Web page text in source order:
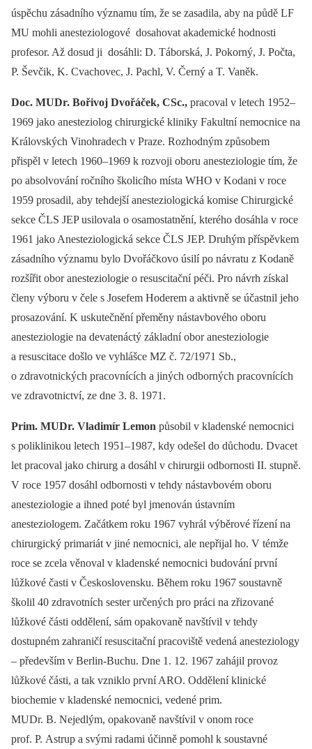
úspěchu zásadního významu tím, že se zasadila, aby na půdě LF
MU mohli anesteziologové dosahovat akademické hodnosti
profesor. Až dosud ji dosáhli: D. Táborská, J. Pokorný, J. Počta,
P. Ševčik, K. Cvachovec, J. Pachl, V. Černý a T. Vaněk.
Doc. MUDr. Bořivoj Dvořáček, CSc., pracoval v letech 1952–
1969 jako anesteziolog chirurgické kliniky Fakultní nemocnice na
Královských Vinohradech v Praze. Rozhodným způsobem
přispěl v letech 1960–1969 k rozvoji oboru anesteziologie tím, že
po absolvování ročního školicího místa WHO v Kodani v roce
1959 prosadil, aby tehdejší anesteziologická komise Chirurgické
sekce ČLS JEP usilovala o osamostatnění, kterého dosáhla v roce
1961 jako Anesteziologická sekce ČLS JEP. Druhým příspěvkem
zásadního významu bylo Dvořáčkovo úsilí po návratu z Kodaně
rozšířit obor anesteziologie o resuscitační péči. Pro návrh získal
členy výboru v čele s Josefem Hoderem a aktivně se účastnil jeho
prosazování. K uskutečnění přeměny nástavbového oboru
anesteziologie na devatenáctý základní obor anesteziologie
a resuscitace došlo ve vyhlášce MZ č. 72/1971 Sb.,
o zdravotnických pracovnících a jiných odborných pracovnících
ve zdravotnictví, ze dne 3. 8. 1971.
Prim. MUDr. Vladimír Lemon působil v kladenské nemocnici
s poliklinikou letech 1951–1987, kdy odešel do důchodu. Dvacet
let pracoval jako chirurg a dosáhl v chirurgii odbornosti II. stupně.
V roce 1957 dosáhl odbornosti v tehdy nástavbovém oboru
anesteziologie a ihned poté byl jmenován ústavním
anesteziologem. Začátkem roku 1967 vyhrál výběrové řízení na
chirurgický primariát v jiné nemocnici, ale nepřijal ho. V témže
roce se zcela věnoval v kladenské nemocnici budování první
lůžkové časti v Československu. Během roku 1967 soustavně
školil 40 zdravotních sester určených pro práci na zřizované
lůžkové části oddělení, sám opakovaně navštívil v tehdy
dostupném zahraničí resuscitační pracoviště vedená anesteziology
–⁠ především v Berlin-Buchu. Dne 1. 12. 1967 zahájil provoz
lůžkové části, a tak vzniklo první ARO. Oddělení klinické
biochemie v kladenské nemocnici, vedené prim.
MUDr. B. Nejedlým, opakovaně navštívil v onom roce
prof. P. Astrup a svými radami účinně pomohl k soustavné